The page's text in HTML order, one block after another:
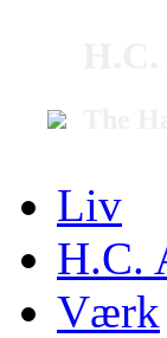
Liv
H.C.
Værk